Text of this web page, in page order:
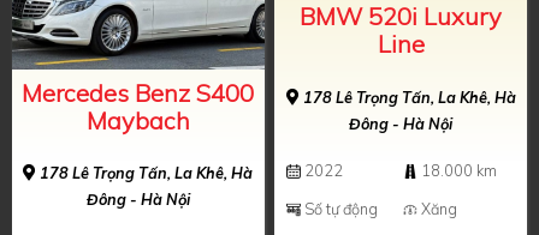
Mercedes Benz S400
Maybach
178 Lê Trọng Tấn, La Khê, Hà
Đông - Hà Nội
BMW 520i Luxury
Line
178 Lê Trọng Tấn, La Khê, Hà
Đông - Hà Nội
2022
18.000 km
Số tự động
Xăng